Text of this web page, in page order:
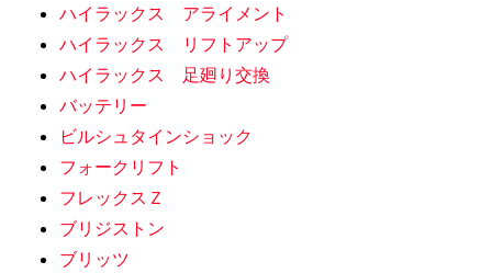
ハイラックス アライメント
ハイラックス リフトアップ
ハイラックス 足廻り交換
バッテリー
ビルシュタインショック
フォークリフト
フレックスＺ
ブリジストン
ブリッツ